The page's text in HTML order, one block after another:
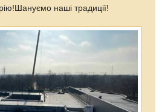
наші традиції!